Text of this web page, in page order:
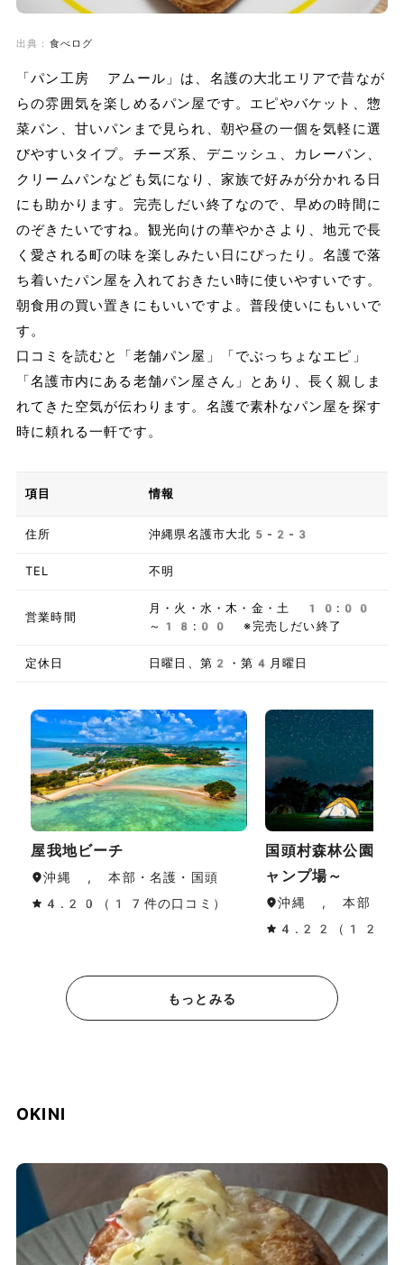
出典： 食べログ
「パン工房 アムール」は、名護の大北エリアで昔なが
らの雰囲気を楽しめるパン屋です。エピやバケット、惣
菜パン、甘いパンまで見られ、朝や昼の一個を気軽に選
びやすいタイプ。チーズ系、デニッシュ、カレーパン、
クリームパンなども気になり、家族で好みが分かれる日
にも助かります。完売しだい終了なので、早めの時間に
のぞきたいですね。観光向けの華やかさより、地元で長
く愛される町の味を楽しみたい日にぴったり。名護で落
ち着いたパン屋を入れておきたい時に使いやすいです。
朝食用の買い置きにもいいですよ。普段使いにもいいで
す。
口コミを読むと「老舗パン屋」「でぶっちょなエピ」
「名護市内にある老舗パン屋さん」とあり、長く親しま
れてきた空気が伝わります。名護で素朴なパン屋を探す
時に頼れる一軒です。
項目 情報
住所 沖縄県名護市大北5-2-3
TEL 不明
営業時間
月・火・水・木・金・土 10:00
～18:00 ※完売しだい終了
定休日 日曜日、第2・第4月曜日
屋我地ビーチ
沖縄 , 本部・名護・国頭
4.20（17件の口コミ）
国頭村森林公園～
ャンプ場～
沖縄 , 本部・名
4.22（12件の
もっとみる
OKINI